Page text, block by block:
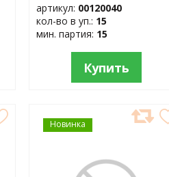
артикул: 00120040
кол-во в уп.: 15
мин. партия: 15
Купить
Новинка
ДОБАВИТЬ
В